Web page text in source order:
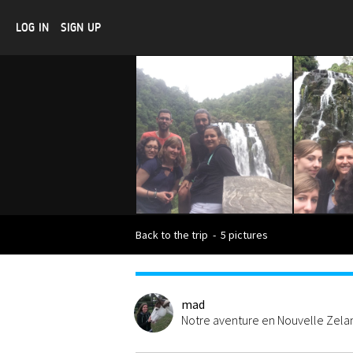
LOG IN SIGN UP
Back to the trip - 5 pictures
mad
Notre aventure en Nouvelle